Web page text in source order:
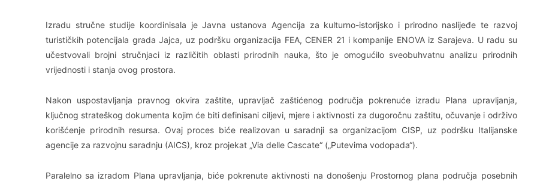
Izradu stručne studije koordinisala je Javna ustanova Agencija za kulturno-istorijsko i prirodno naslijeđe te razvoj
turističkih potencijala grada Jajca, uz podršku organizacija FEA, CENER 21 i kompanije ENOVA iz Sarajeva. U radu su
učestvovali brojni stručnjaci iz različitih oblasti prirodnih nauka, što je omogućilo sveobuhvatnu analizu prirodnih
vrijednosti i stanja ovog prostora.
Nakon uspostavljanja pravnog okvira zaštite, upravljač zaštićenog područja pokrenuće izradu Plana upravljanja,
ključnog strateškog dokumenta kojim će biti definisani ciljevi, mjere i aktivnosti za dugoročnu zaštitu, očuvanje i održivo
korišćenje prirodnih resursa. Ovaj proces biće realizovan u saradnji sa organizacijom CISP, uz podršku Italijanske
agencije za razvojnu saradnju (AICS), kroz projekat „Via delle Cascate“ („Putevima vodopada“).
Paralelno sa izradom Plana upravljanja, biće pokrenute aktivnosti na donošenju Prostornog plana područja posebnih